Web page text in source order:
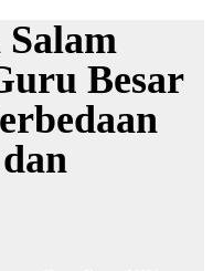
Besar